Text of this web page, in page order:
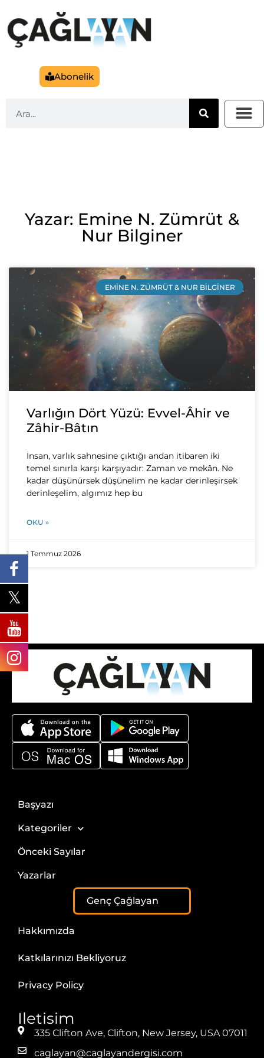
Abonelik
Yazar: Emine N. Zümrüt &
Nur Bilginer
EMINE N. ZÜMRÜT & NUR BILGINER
Varlığın Dört Yüzü: Evvel-Âhir ve
Zâhir-Bâtın
İnsan, varlık sahnesine çıktığı andan itibaren iki
temel sınırla karşı karşıyadır: Zaman ve mekân. Ne
kadar düşünürsek düşünelim ne kadar derinleşirsek
derinleşelim, algımız hep bu
OKU »
1 Temmuz 2026
Başyazı
Kategoriler
Önceki Sayılar
Yazarlar
Genç Çağlayan
Hakkımızda
Katkılarınızı Bekliyoruz
Privacy Policy
Iletisim
335 Clifton Ave, Clifton, New Jersey, USA 07011
caglayan@caglayandergisi.com